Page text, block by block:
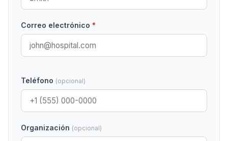
Correo electrónico *
Teléfono (opcional)
Organización (opcional)